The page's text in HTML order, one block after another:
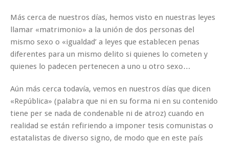
Más cerca de nuestros días, hemos visto en nuestras leyes
llamar «matrimonio» a la unión de dos personas del
mismo sexo o «igualdad’ a leyes que establecen penas
diferentes para un mismo delito si quienes lo cometen y
quienes lo padecen pertenecen a uno u otro sexo…
Aún más cerca todavía, vemos en nuestros días que dicen
«República» (palabra que ni en su forma ni en su contenido
tiene per se nada de condenable ni de atroz) cuando en
realidad se están refiriendo a imponer tesis comunistas o
estatalistas de diverso signo, de modo que en este país